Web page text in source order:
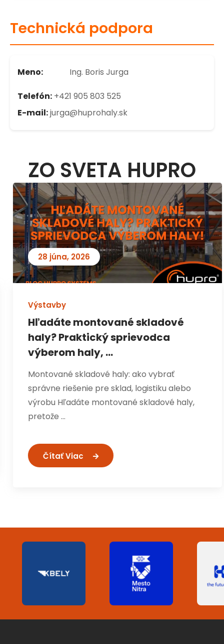
Technická podpora
Meno: Ing. Boris Jurga
Telefón: +421 905 803 525
E-mail:jurga@huprohaly.sk
ZO SVETA HUPRO
28 júna, 2026
Výstavby
Hľadáte montované skladové
haly? Praktický sprievodca
výberom haly, ...
Montované skladové haly: ako vybrať
správne riešenie pre sklad, logistiku alebo
výrobu Hľadáte montované skladové haly,
pretože …
Čítať Viac